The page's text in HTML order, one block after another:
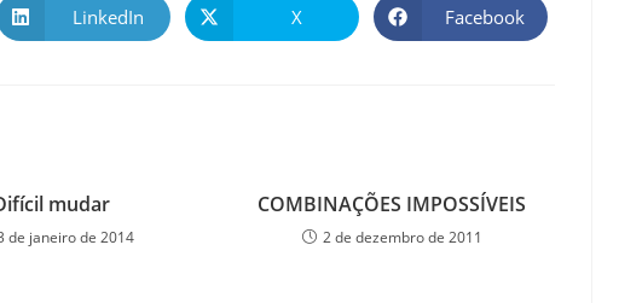
LinkedIn X Facebook
mudar
de janeiro de 2014
COMBINAÇÕES IMPOSSÍVEIS
2 de dezembro de 2011